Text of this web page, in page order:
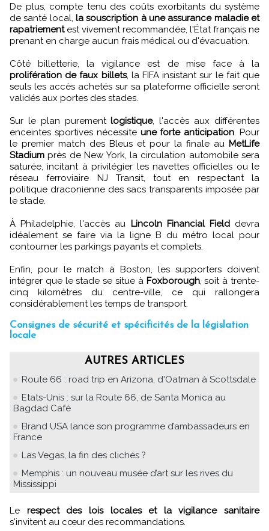
De plus, compte tenu des coûts exorbitants du système
de santé local, la souscription à une assurance maladie et
rapatriementest vivement recommandée, l'État français ne
prenant en charge aucun frais médical ou d'évacuation.
Côté billetterie, la vigilance est de mise face à la
prolifération de faux billets, la FIFA insistant sur le fait que
seuls les accès achetés sur sa plateforme officielle seront
validés aux portes des stades.
Sur le plan purementlogistique, l'accès aux différentes
enceintes sportives nécessite une forte anticipation. Pour
le premier match des Bleus et pour la finale au MetLife
Stadium près de New York, la circulation automobile sera
saturée, incitant à privilégier les navettes officielles ou le
réseau ferroviaire NJ Transit, tout en respectant la
politique draconienne des sacs transparents imposée par
le stade.
À Philadelphie, l'accès au Lincoln Financial Fielddevra
idéalement se faire via la ligne B du métro local pour
contourner les parkings payants et complets.
Enfin, pour le match à Boston, les supporters doivent
intégrer que le stade se situe à Foxborough, soit à trente-
cinq kilomètres du centre-ville, ce qui rallongera
considérablement les temps de transport.
Consignes de sécurité et spécificités de la législation
locale
AUTRES ARTICLES
Route 66 : road trip en Arizona, d'Oatman à Scottsdale
Etats-Unis : sur la Route 66, de Santa Monica au
Bagdad Café
Brand USA lance son programme d’ambassadeurs en
France
Las Vegas, la fin des clichés ?
Memphis : un nouveau musée d’art sur les rives du
Mississippi
Le respect des lois locales et la vigilance sanitaire
s'invitent au cœur des recommandations.